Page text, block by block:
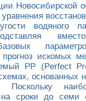
Новосибирской
водяного
базовых
искомых
РР (Perfect
основанных
Поскольку
сроки до семи